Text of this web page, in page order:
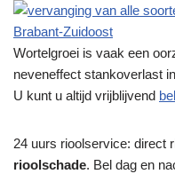
Wortelgroei is vaak een
neveneffect stankoverlast
U kunt u altijd vrijblijvend
24 uurs rioolservice: direct
rioolschade. Bel dag en